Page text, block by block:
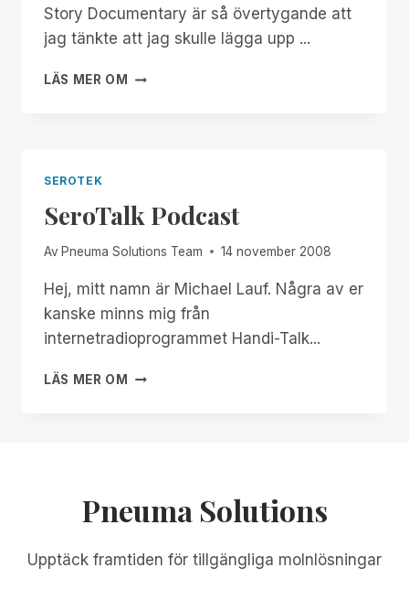
Story Documentary är så övertygande att
jag tänkte att jag skulle lägga upp ...
LÄS MER OM
DOKUMENTÄREN
LJUDARKIV
SEROTEK
SeroTalk Podcast
Av Pneuma Solutions Team 14 november 2008
Hej, mitt namn är Michael Lauf. Några av er
kanske minns mig från
internetradioprogrammet Handi-Talk...
LÄS MER OM
SEROTALK
Pneuma Solutions
Upptäck framtiden för tillgängliga molnlösningar